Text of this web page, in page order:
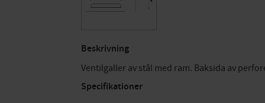
Beskrivning
Ventilgaller av stål med ram. Baksida av
Specifikationer